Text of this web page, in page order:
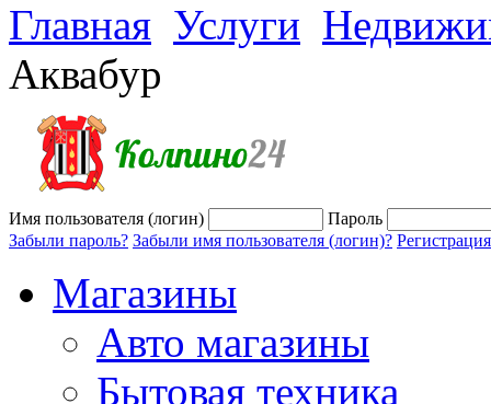
Главная Услуги
Аквабур
Имя пользователя (логин)
Пароль
Забыли пароль? Забыли имя пользователя (логин)? Регистрация
Магазины
Авто магазины
Бытовая техника